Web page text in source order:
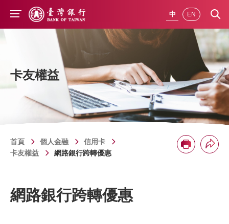
前往主要內容
中 EN
卡友權益
首頁 個人金融
信用卡
卡友權益
網路銀行跨轉優惠
分享
網路銀行跨轉優惠